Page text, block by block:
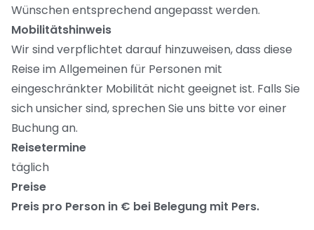
Wünschen entsprechend angepasst werden.
Mobilitätshinweis
Wir sind verpflichtet darauf hinzuweisen, dass diese
Reise im Allgemeinen für Personen mit
eingeschränkter Mobilität nicht geeignet ist. Falls Sie
sich unsicher sind, sprechen Sie uns bitte vor einer
Buchung an.
Reisetermine
täglich
Preise
Preis pro Person in € bei Belegung mit Pers.